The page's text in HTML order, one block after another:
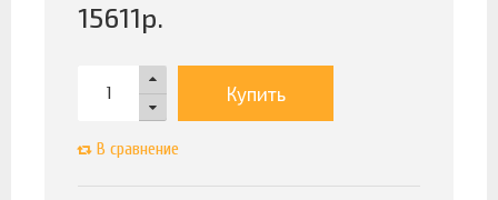
15611р.
Купить
В сравнение